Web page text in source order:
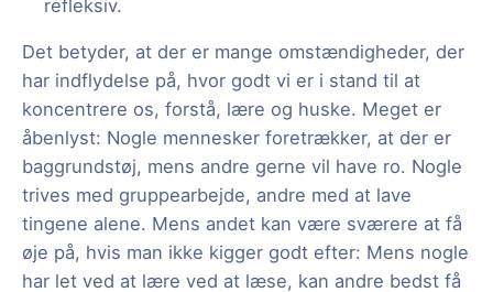
refleksiv.
Det betyder, at der er mange omstændigheder, der
har indflydelse på, hvor godt vi er i stand til at
koncentrere os, forstå, lære og huske. Meget er
åbenlyst: Nogle mennesker foretrækker, at der er
baggrundstøj, mens andre gerne vil have ro. Nogle
trives med gruppearbejde, andre med at lave
tingene alene. Mens andet kan være sværere at få
øje på, hvis man ikke kigger godt efter: Mens nogle
har let ved at lære ved at læse, kan andre bedst få